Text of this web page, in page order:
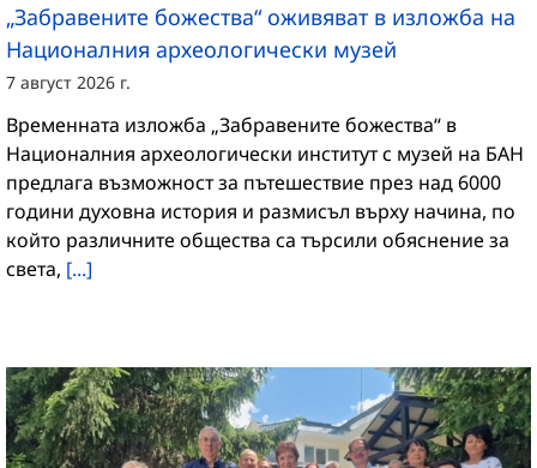
„Забравените божества“ оживяват в изложба на
Националния археологически музей
7 август 2026 г.
Временната изложба „Забравените божества“ в
Националния археологически институт с музей на БАН
предлага възможност за пътешествие през над 6000
години духовна история и размисъл върху начина, по
който различните общества са търсили обяснение за
света, [...]